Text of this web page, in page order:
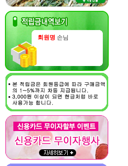
회원명 손님